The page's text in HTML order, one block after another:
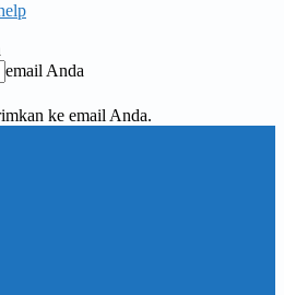
email Anda
ke email Anda.